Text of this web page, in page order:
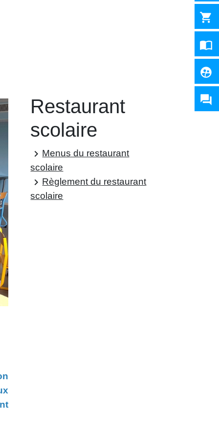
Restaurant
scolaire
keyboard_arrow_right Menus du restaurant
scolaire
keyboard_arrow_right Règlement du restaurant
scolaire
shopping_cart
import_contacts
supervised_user_circle
question_answer